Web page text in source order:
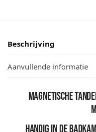
Beschrijving
Aanvullende informatie
Magnetische
handig in de